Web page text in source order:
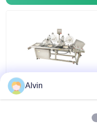
Máquina de etiquetas
350mm do saco da
Alvin